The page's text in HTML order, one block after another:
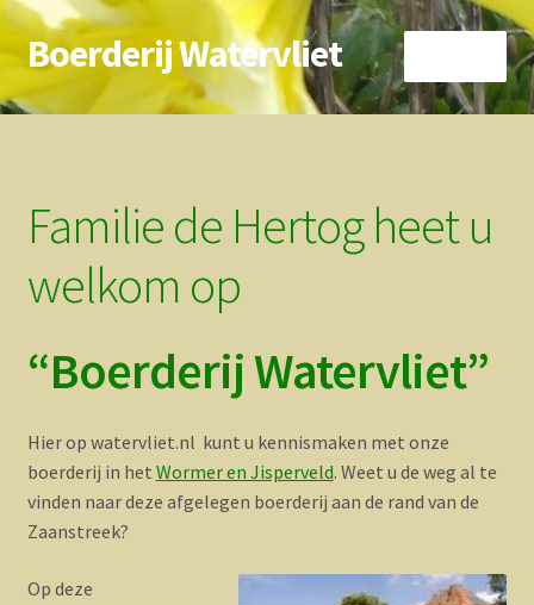
Ga
door
naar
Ga
direct
naar
Boerderij Watervliet
Home
Biokoe
Zorgboerderij
Vrienden van..
Contact
Familie de Hertog heet u
welkom op
“Boerderij Watervliet”
Hier op watervliet.nl kunt u kennismaken met onze
boerderij in het Wormer en Jisperveld. Weet u de weg al te
vinden naar deze afgelegen boerderij aan de rand van de
Zaanstreek?
Op deze